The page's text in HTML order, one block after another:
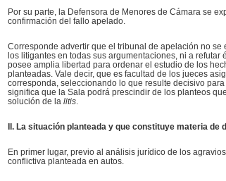
Por su parte, la Defensora de Menores de Cámara se
confirmación del fallo apelado.
Corresponde advertir que el tribunal de apelación no se
los litigantes en todas sus argumentaciones, ni a refutar
posee amplia libertad para ordenar el estudio de los
planteadas. Vale decir, que es facultad de los jueces
corresponda, seleccionando lo que resulte decisivo
significa que la Sala podrá prescindir de los planteos
solución de la litis.
II. La situación planteada y que constituye materia de
En primer lugar, previo al análisis jurídico de los
conflictiva planteada en autos.